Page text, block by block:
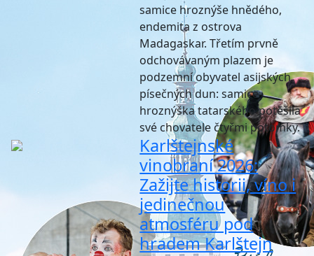
samice hroznýše hnědého,
endemita z ostrova
Madagaskar. Třetím prvně
odchovávaným plazem je
podzemní obyvatel asijských
písečných dun: samice
hroznýška tatarského potěšila
své chovatele čtyřmi potomky.
Karlštejnské
vinobraní 2026:
Zažijte historii, víno i
jedinečnou
atmosféru pod
hradem Karlštejn